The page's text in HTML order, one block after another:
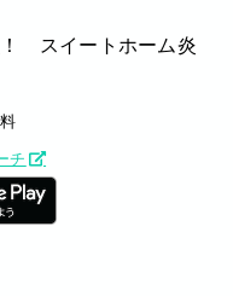
スイートホーム炎
チ